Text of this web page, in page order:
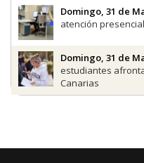
Domingo, 31 de
atención
Domingo, 31 de
estudiantes
Canarias